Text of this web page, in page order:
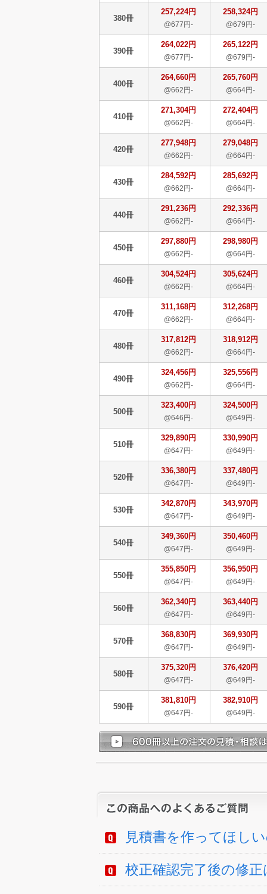
380冊
257,224円
@677円-
258,324円
@679円-
390冊
264,022円
@677円-
265,122円
@679円-
400冊
264,660円
@662円-
265,760円
@664円-
410冊
271,304円
@662円-
272,404円
@664円-
420冊
277,948円
@662円-
279,048円
@664円-
430冊
284,592円
@662円-
285,692円
@664円-
440冊
291,236円
@662円-
292,336円
@664円-
450冊
297,880円
@662円-
298,980円
@664円-
460冊
304,524円
@662円-
305,624円
@664円-
470冊
311,168円
@662円-
312,268円
@664円-
480冊
317,812円
@662円-
318,912円
@664円-
490冊
324,456円
@662円-
325,556円
@664円-
500冊
323,400円
@646円-
324,500円
@649円-
510冊
329,890円
@647円-
330,990円
@649円-
520冊
336,380円
@647円-
337,480円
@649円-
530冊
342,870円
@647円-
343,970円
@649円-
540冊
349,360円
@647円-
350,460円
@649円-
550冊
355,850円
@647円-
356,950円
@649円-
560冊
362,340円
@647円-
363,440円
@649円-
570冊
368,830円
@647円-
369,930円
@649円-
580冊
375,320円
@647円-
376,420円
@649円-
590冊
381,810円
@647円-
382,910円
@649円-
見積書を作ってほし
校正確認完了後の修